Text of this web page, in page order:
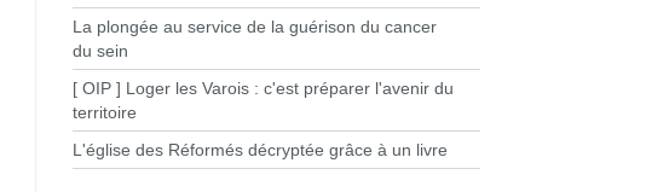
La plongée au service de la guérison du cancer
du sein
[ OIP ] Loger les Varois : c'est préparer l'avenir du
territoire
L'église des Réformés décryptée grâce à un livre